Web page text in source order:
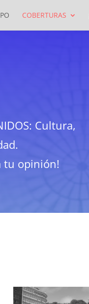
COBERTURAS
Cultura,
tu opinión!